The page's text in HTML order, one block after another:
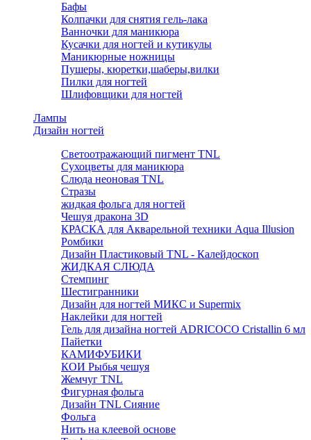
Бафы
Колпачки для снятия гель-лака
Ванночки для маникюра
Кусачки для ногтей и кутикулы
Маникюрные ножницы
Пушеры, кюретки,шаберы,вилки
Пилки для ногтей
Шлифовщики для ногтей
Лампы
Дизайн ногтей
Светоотражающий пигмент TNL
Сухоцветы для маникюра
Слюда неоновая TNL
Стразы
жидкая фольга для ногтей
Чешуя дракона 3D
КРАСКА для Акварельной техники Aqua Illusion
Ромбики
Дизайн Пластиковый TNL - Калейдоскоп
ЖИДКАЯ СЛЮДА
Стемпинг
Шестигранники
Дизайн для ногтей МИКС и Supermix
Наклейки для ногтей
Гель для дизайна ногтей ADRICOCO Cristallin 6 мл
Пайетки
КАМИФУБИКИ
КОИ Рыбья чешуя
Жемчуг TNL
Фигурная фольга
Дизайн TNL Сияние
Фольга
Нить на клеевой основе